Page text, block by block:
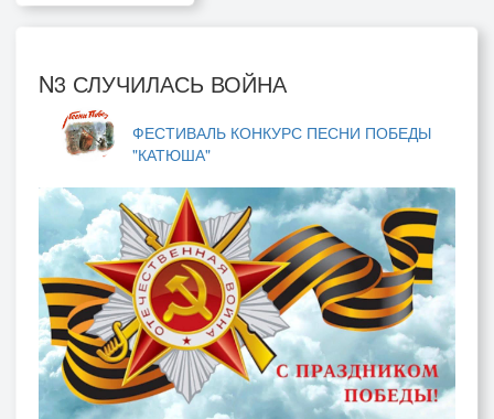
N3 СЛУЧИЛАСЬ ВОЙНА
ФЕСТИВАЛЬ КОНКУРС ПЕСНИ ПОБЕДЫ
"КАТЮША"